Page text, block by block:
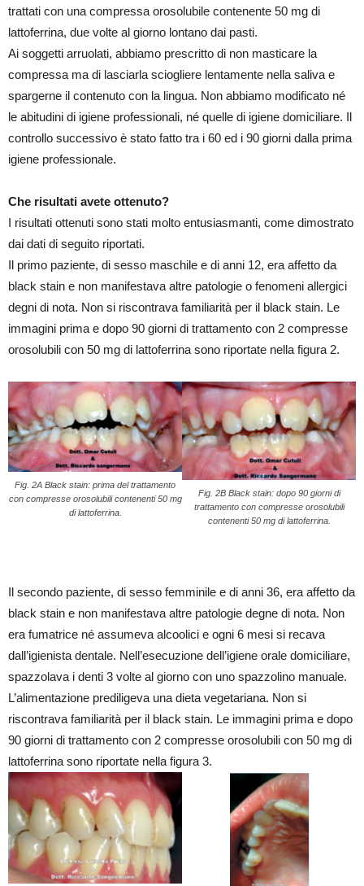
trattati con una compressa orosolubile contenente 50 mg di
lattoferrina, due volte al giorno lontano dai pasti.
Ai soggetti arruolati, abbiamo prescritto di non masticare la
compressa ma di lasciarla sciogliere lentamente nella saliva e
spargerne il contenuto con la lingua. Non abbiamo modificato né
le abitudini di igiene professionali, né quelle di igiene domiciliare. Il
controllo successivo è stato fatto tra i 60 ed i 90 giorni dalla prima
igiene professionale.
Che risultati avete ottenuto?
I risultati ottenuti sono stati molto entusiasmanti, come dimostrato
dai dati di seguito riportati.
Il primo paziente, di sesso maschile e di anni 12, era affetto da
black stain e non manifestava altre patologie o fenomeni allergici
degni di nota. Non si riscontrava familiarità per il black stain. Le
immagini prima e dopo 90 giorni di trattamento con 2 compresse
orosolubili con 50 mg di lattoferrina sono riportate nella figura 2.
Fig. 2A Black stain: prima del trattamento
con compresse orosolubili contenenti 50 mg
di lattoferrina.
Fig. 2B Black stain: dopo 90 giorni di
trattamento con compresse orosolubili
contenenti 50 mg di lattoferrina.
Il secondo paziente, di sesso femminile e di anni 36, era affetto da
black stain e non manifestava altre patologie degne di nota. Non
era fumatrice né assumeva alcoolici e ogni 6 mesi si recava
dall’igienista dentale. Nell’esecuzione dell’igiene orale domiciliare,
spazzolava i denti 3 volte al giorno con uno spazzolino manuale.
L’alimentazione prediligeva una dieta vegetariana. Non si
riscontrava familiarità per il black stain. Le immagini prima e dopo
90 giorni di trattamento con 2 compresse orosolubili con 50 mg di
lattoferrina sono riportate nella figura 3.